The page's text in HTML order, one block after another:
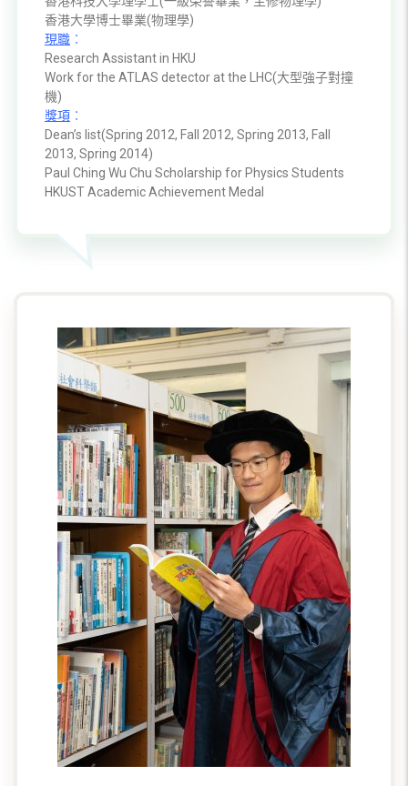
香港大學博士畢業(物理學)
現職 ︰
Research Assistant in HKU
Work for the ATLAS detector at the LHC(大型強子對撞
機)
獎項 ︰
Dean’s list(Spring 2012, Fall 2012, Spring 2013, Fall
2013, Spring 2014)
Paul Ching Wu Chu Scholarship for Physics Students
HKUST Academic Achievement Medal